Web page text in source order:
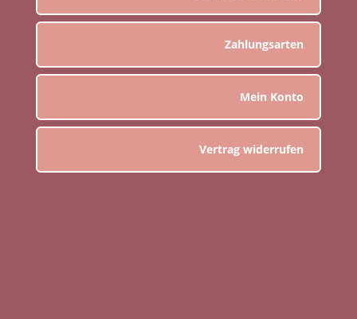
Zahlungsarten
Mein Konto
Vertrag widerrufen